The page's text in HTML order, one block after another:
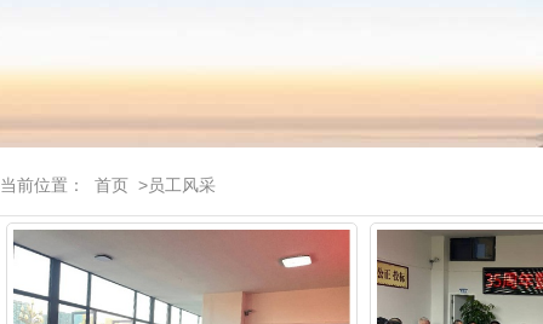
当前位置： 首页 >员工风采